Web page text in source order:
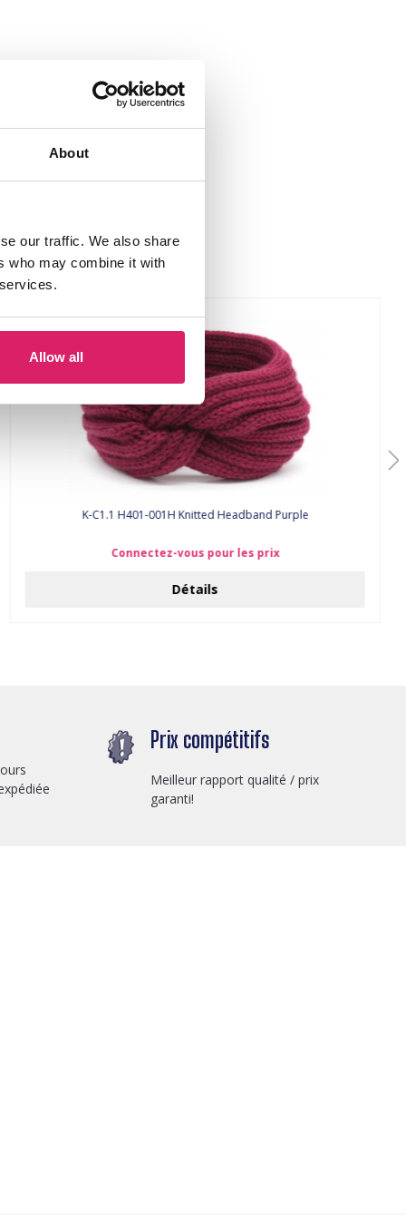
About
our traffic. We also share
who may combine it with
Allow all
K-C1.1 H401-001H Knitted Headband Purple
Connectez-vous pour les prix
Détails
Prix compétitifs
Meilleur rapport qualité / prix
garanti!